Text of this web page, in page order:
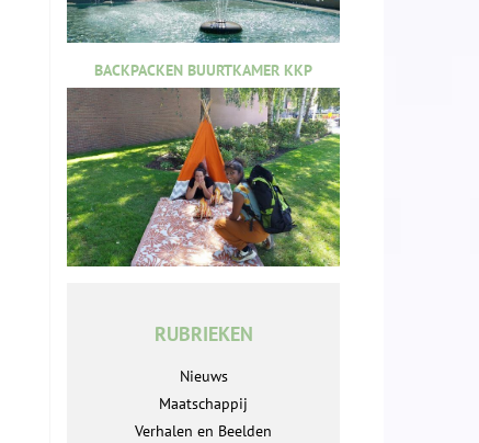
BACKPACKEN BUURTKAMER KKP
RUBRIEKEN
Nieuws
Maatschappij
Verhalen en Beelden